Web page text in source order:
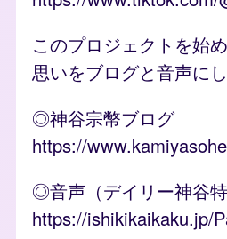
このプロジェクトを始
思いをブログと音声に
◎神谷宗幣ブログ
https://
◎音声（デイリー神谷特
https://ishikikaikaku.jp/